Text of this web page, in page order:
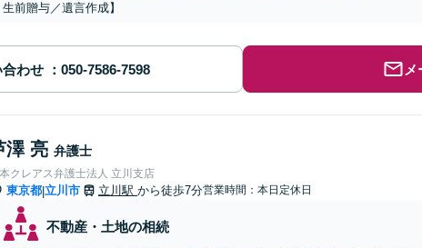
生前贈与／遺言作成】
わせ
澤 亮 弁護士
クレアス弁護士法人 立川支店
東京都|立川市 立川駅 から徒歩7分営業時間：本日定休日
不動産・土地の相続